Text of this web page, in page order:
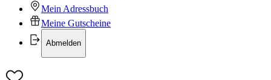
Mein Adressbuch
Meine Gutscheine
Abmelden